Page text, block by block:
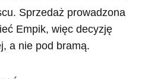
Sprzedaż prowadzona
Empik, więc decyzję
a nie pod bramą.